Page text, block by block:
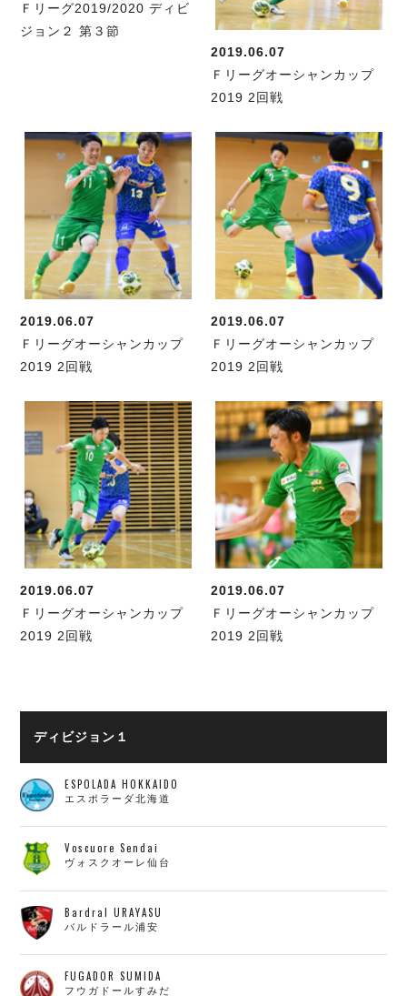
Ｆリーグ2019/2020 ディビ
ジョン２ 第３節
2019.06.07
Ｆリーグオーシャンカップ
2019 2回戦
2019.06.07
Ｆリーグオーシャンカップ
2019 2回戦
2019.06.07
Ｆリーグオーシャンカップ
2019 2回戦
2019.06.07
Ｆリーグオーシャンカップ
2019 2回戦
2019.06.07
Ｆリーグオーシャンカップ
2019 2回戦
ディビジョン１
ESPOLADA HOKKAIDO
エスポラーダ北海道
Voscuore Sendai
ヴォスクオーレ仙台
Bardral URAYASU
バルドラール浦安
FUGADOR SUMIDA
フウガドールすみだ